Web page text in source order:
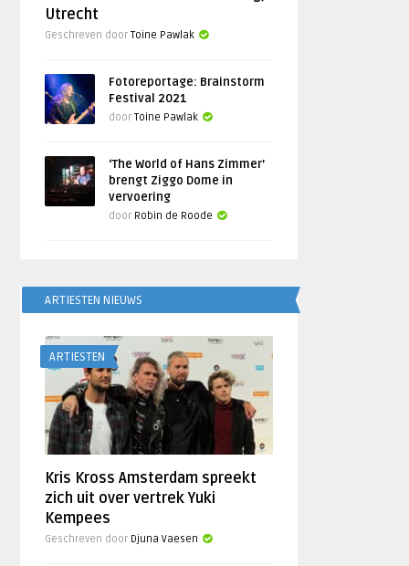
Utrecht
Geschreven doorToine Pawlak
Fotoreportage: Brainstorm
Festival 2021
doorToine Pawlak
‘The World of Hans Zimmer’
brengt Ziggo Dome in
vervoering
door Robin de Roode
ARTIESTEN NIEUWS
ARTIESTEN
Kris Kross Amsterdam spreekt
zich uit over vertrek Yuki
Kempees
Geschreven door Djuna Vaesen